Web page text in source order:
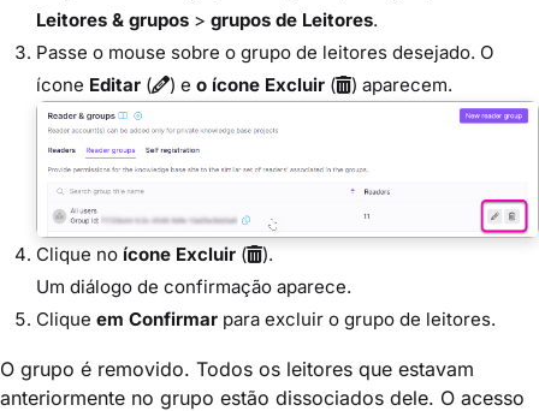
Leitores & grupos > grupos de Leitores.
Passe o mouse sobre o grupo de leitores desejado. O
ícone Editar ( ) e o ícone Excluir ( ) aparecem.
Clique no ícone Excluir (
).
Um diálogo de confirmação aparece.
Clique em Confirmar para excluir o grupo de leitores.
O grupo é removido. Todos os leitores que estavam
anteriormente no grupo estão dissociados dele. O acesso